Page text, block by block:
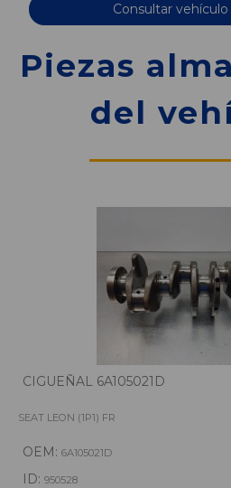
Consultar
Piezas
del
CIGUEÑAL 6A105021D
SEAT LEON (1P1) FR
OEM: 6A105021D
ID: 950528